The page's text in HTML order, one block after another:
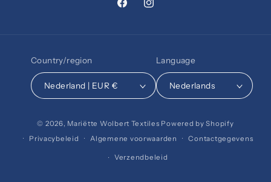
FacebookInstagram
Country/region
Nederland | EUR €
Language
Nederlands
© 2026, Mariëtte Wolbert Textiles Powered by Shopify
Privacybeleid
Algemene voorwaarden Contactgegevens
Verzendbeleid